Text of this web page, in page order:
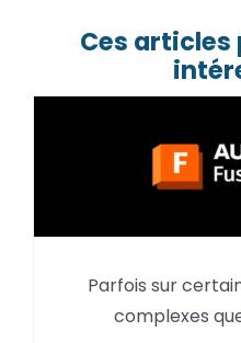
Ces articles
Astuce
esquisses de
Parfois sur
complexes